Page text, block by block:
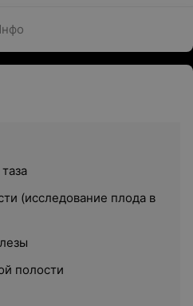
(исследование плода в
полости